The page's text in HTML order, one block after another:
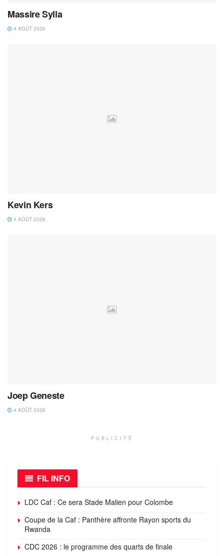
Massire Sylla
4 AOÛT 2026
Kevin Kers
4 AOÛT 2026
Joep Geneste
4 AOÛT 2026
PUBLICITÉ
FIL INFO
LDC Caf : Ce sera Stade Malien pour Colombe
Coupe de la Caf : Panthère affronte Rayon sports du
Rwanda
CDC 2026 : le programme des quarts de finale